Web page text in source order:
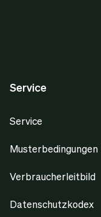
Service
Service
Musterbedingungen
Verbraucherleitbild
Datenschutzkodex